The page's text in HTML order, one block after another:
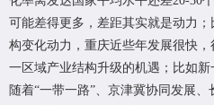
可能差得更多，差距其实就是动力
构变化动力，重庆近些年发展很快
一区域产业结构升级的机遇；比如
随着“一带一路”、京津冀协同发展